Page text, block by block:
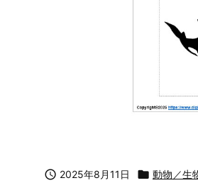
 2025年8月11日  動物／生